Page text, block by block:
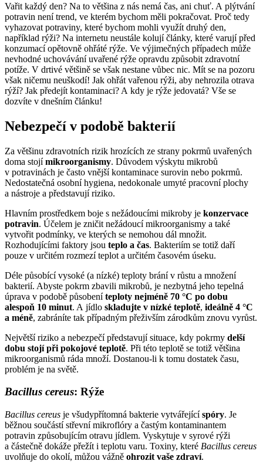
Vařit každý den? Na to většina z nás nemá čas, ani chuť. A plýtvání
potravin není trend, ve kterém bychom měli pokračovat. Proč tedy
vyhazovat potraviny, které bychom mohli využít druhý den,
například rýži? Na internetu neustále kolují články, které varují před
konzumací opětovně ohřáté rýže. Ve výjimečných případech může
nevhodné uchovávání uvařené rýže opravdu způsobit zdravotní
potíže. V drtivé většině se však nestane vůbec nic. Mít se na pozoru
však ničemu neuškodí! Jak ohřát vařenou rýži, aby nehrozila otrava
rýží? Jak předejít kontaminaci? A kdy je rýže jedovatá? Vše se
dozvíte v dnešním článku!
Nebezpečí v podobě bakterií
Za většinu zdravotních rizik hrozících ze strany pokrmů uvařených
doma stojímikroorganismy. Důvodem výskytu mikrobů
v potravinách je často vnější kontaminace surovin nebo pokrmů.
Nedostatečná osobní hygiena, nedokonale umyté pracovní plochy
a nástroje a představují riziko.
Hlavním prostředkem boje s nežádoucími mikroby je konzervace
potravin. Účelem je zničit nežádoucí mikroorganismy a také
vytvořit podmínky, ve kterých se nemohou dál množit.
Rozhodujícími faktory jsou teplo a čas. Bakteriím se totiž daří
pouze v určitém rozmezí teplot a určitém časovém úseku.
Déle působící vysoké (a nízké) teploty brání v růstu a množení
bakterií. Abyste pokrm zbavili mikrobů, je nezbytná jeho tepelná
úprava v podobě působeníteploty nejméně 70 °C po dobu
alespoň 10 minut. A jídlo skladujte v nízké teplotě, ideálně 4 °C
a méně, zabráníte tak případným přeživším zárodkům znovu vyrůst.
Největší riziko a nebezpečí představují situace, kdy pokrmy delší
dobu stojí při pokojové teplotě. Při této teplotě se totiž většina
mikroorganismů ráda množí. Dostanou-li k tomu dostatek času,
problém je na světě.
Bacillus cereus: Rýže
Bacillus cereus je všudypřítomná bakterie vytvářejícíspóry. Je
běžnou součástí střevní mikroflóry a častým kontaminantem
potravin způsobujícím otravu jídlem. Vyskytuje v syrové rýži
a částečně dokáže přežít i teplotu varu. Toxiny, které Bacillus cereus
uvolňuje do okolí, můžou vážně ohrozit vaše zdraví.